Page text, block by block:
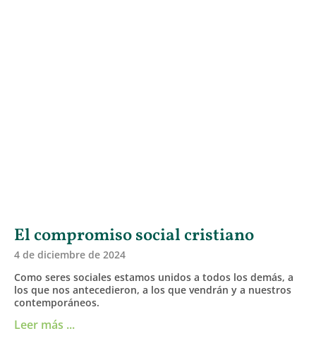
El compromiso social cristiano
4 de diciembre de 2024
Como seres sociales estamos unidos a todos los demás, a
los que nos antecedieron, a los que vendrán y a nuestros
contemporáneos.
Leer más ...